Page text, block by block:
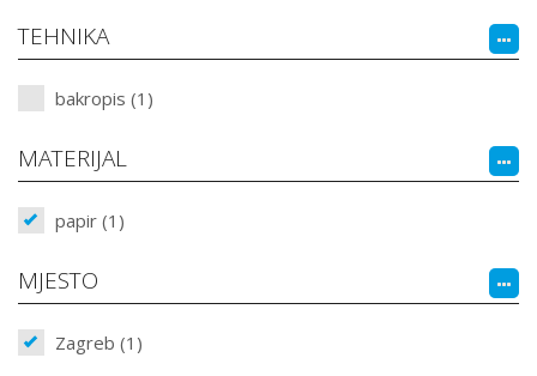
TEHNIKA
bakropis (1)
MATERIJAL
papir (1)
MJESTO
Zagreb (1)